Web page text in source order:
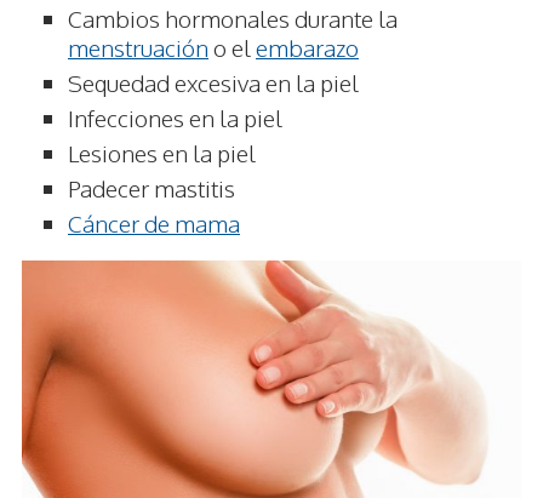
Cambios hormonales durante la
menstruación o el embarazo
Sequedad excesiva en la piel
Infecciones en la piel
Lesiones en la piel
Padecer mastitis
Cáncer de mama